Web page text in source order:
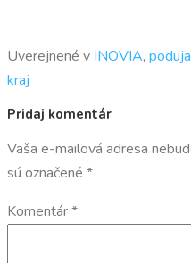
Uverejnené v INOVIA,
kraj
Pridaj komentár
Vaša e-mailová adresa
sú označené *
Komentár*